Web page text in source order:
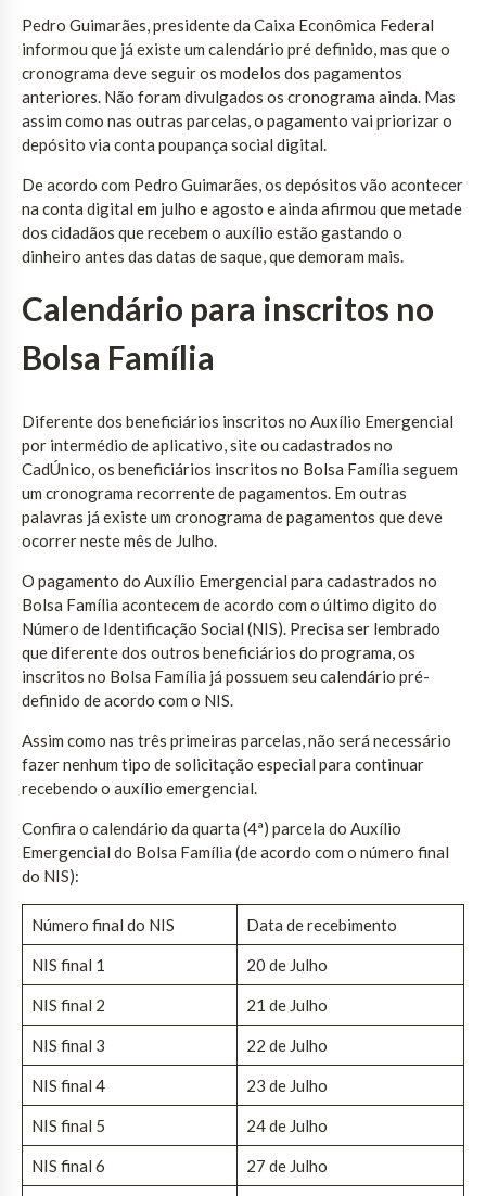
Pedro Guimarães, presidente da Caixa Econômica Federal
informou que já existe um calendário pré definido, mas que o
cronograma deve seguir os modelos dos pagamentos
anteriores. Não foram divulgados os cronograma ainda. Mas
assim como nas outras parcelas, o pagamento vai priorizar o
depósito via conta poupança social digital.
De acordo com Pedro Guimarães, os depósitos vão acontecer
na conta digital em julho e agosto e ainda afirmou que metade
dos cidadãos que recebem o auxílio estão gastando o
dinheiro antes das datas de saque, que demoram mais.
Calendário para inscritos no
Bolsa Família
Diferente dos beneficiários inscritos no Auxílio Emergencial
por intermédio de aplicativo, site ou cadastrados no
CadÚnico, os beneficiários inscritos no Bolsa Família seguem
um cronograma recorrente de pagamentos. Em outras
palavras já existe um cronograma de pagamentos que deve
ocorrer neste mês de Julho.
O pagamento do Auxílio Emergencial para cadastrados no
Bolsa Família acontecem de acordo com o último digito do
Número de Identificação Social (NIS). Precisa ser lembrado
que diferente dos outros beneficiários do programa, os
inscritos no Bolsa Família já possuem seu calendário pré-
definido de acordo com o NIS.
Assim como nas três primeiras parcelas, não será necessário
fazer nenhum tipo de solicitação especial para continuar
recebendo o auxílio emergencial.
Confira o calendário da quarta (4ª) parcela do Auxílio
Emergencial do Bolsa Família (de acordo com o número final
do NIS):
Número final do NIS Data de recebimento
NIS final 1 20 de Julho
NIS final 2 21 de Julho
NIS final 3 22 de Julho
NIS final 4 23 de Julho
NIS final 5 24 de Julho
NIS final 6 27 de Julho